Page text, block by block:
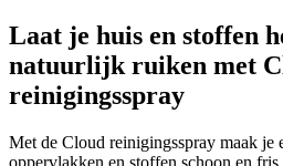
Laat je huis en stoffen
natuurlijk ruiken met
reinigingsspray
Met de Cloud reinigingsspray maak je
oppervlakken en stoffen schoon en